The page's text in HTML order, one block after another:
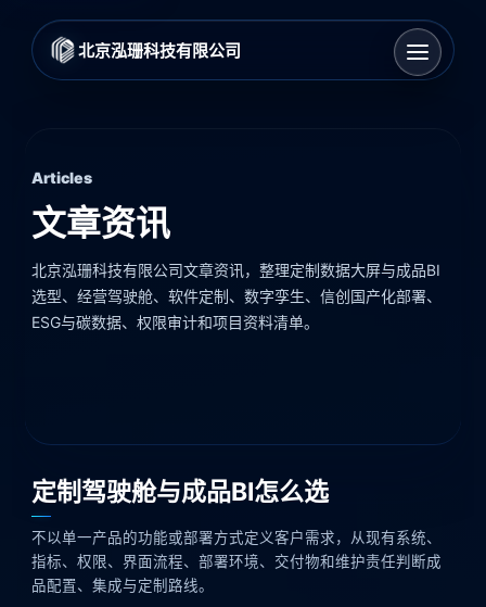
北京泓珊科技有限公司
Articles
文章资讯
北京泓珊科技有限公司文章资讯，整理定制数据大屏与成品BI
选型、经营驾驶舱、软件定制、数字孪生、信创国产化部署、
ESG与碳数据、权限审计和项目资料清单。
定制驾驶舱与成品BI怎么选
不以单一产品的功能或部署方式定义客户需求，从现有系统、
指标、权限、界面流程、部署环境、交付物和维护责任判断成
品配置、集成与定制路线。